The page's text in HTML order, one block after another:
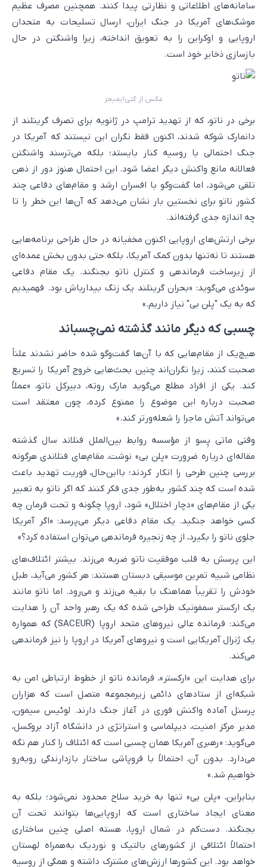
سامانه‌های اطلاعاتی و نظارتی پیدا کنند. همچنین مصرف عظیم
موشک‌های آمریکا در جنگ ایران، ارسال تسلیحات به متحدان
اروپایی و اوکراین را به تعویق انداخته، زیرا واشنگتن در حال
بازسازی ذخایر خود است.
عکس از گتی‌ایمیجز
برخی در ناتو، که از تهدید ترامپ در ژانویه برای تصرف گرینلند از
دانمارک شوکه شدند، اکنون فقط نگران این نیستند که آمریکا در
جنگ احتمالی با روسیه کنار بایستد؛ بلکه می‌ترسند واشنگتن
فعالانه مانع واکنش دیگر اعضا شود. این احتمال هنوز دور از ذهن
تلقی می‌شود، اما گفت‌وگو با افسران ارشد و مقام‌های دفاعی چند
کشور ناتو برای نخستین بار نشان می‌دهد که آن‌ها این خطر را تا
چه اندازه جدی گرفته‌اند.
برخی ارتش‌های اروپایی اکنون مخفیانه در حال طراحی برنامه‌هایی
هستند تا نه‌تنها بدون کمک آمریکا، بلکه حتی بدون بخش عمده‌ای
از زیرساخت فرماندهی و کنترل ناتو بجنگند. یک مقام دفاعی
سوئدی می‌گوید: «بحران گرینلند یک زنگ بیدارباش بود. فهمیدیم
که به یک "پلن بی" نیاز داریم.»
چسبی که دیگر مانند گذشته نمی‌چسباند
هیچ‌یک از مقام‌هایی که با آن‌ها گفت‌وگو شده حاضر نشدند علناً
صحبت کنند، زیرا نگران‌اند چنین بحث‌هایی خروج آمریکا را تسریع
کند. یکی از افراد مطلع می‌گوید مارک روته، دبیرکل ناتو، «عملاً
صحبت درباره این موضوع را ممنوع کرده، چون معتقد است
می‌تواند آتش ماجرا را شعله‌ورتر کند.»
وقتی ماتی پِسو از مؤسسه روابط بین‌الملل فنلاند سال گذشته
مقاله‌ای درباره ضرورت «پلن بی» نوشت، مقام‌های فنلاندی هرگونه
بررسی چنین طرحی را انکار کردند؛ بااین‌حال، فوریت تهدید باعث
شده است که چند کشور به‌طور جدی فکر کنند که اگر ناتو به تعبیر
یکی از مقام‌های «دچار اختلال» شود، اروپا چگونه و تحت فرمان چه
کسی خواهد جنگید. یک مقام دفاعی دیگر می‌پرسد: «اگر آمریکا
جلوی ناتو را بگیرد، از چه زنجیره فرماندهی می‌توان استفاده کرد؟»
این پرسش به قلب موفقیت ناتو ضربه می‌زند. بیشتر ائتلاف‌های
نظامی شبیه تمرین موسیقی دبستان هستند: هر کشور می‌آید، طبل
خودش را تقریباً هماهنگ با بقیه می‌زند و می‌رود. اما ناتو مانند
یک ارکستر سمفونیک طراحی شده که یک رهبر واحد آن را هدایت
می‌کند: فرمانده عالی نیروهای متحد اروپا (SACEUR) که همواره
یک ژنرال آمریکایی است و نیروهای آمریکا در اروپا را نیز فرماندهی
می‌کند.
برای هدایت این «ارکستر»، فرمانده ناتو از خطوط ارتباطی امن به
شبکه‌ای از ستادهای دائمی زیرمجموعه متصل است که هزاران
پرسنل آماده واکنش فوری در آغاز جنگ دارند. لوئیس سیمون،
مدیر مرکز امنیت، دیپلماسی و استراتژی در دانشگاه آزاد بروکسل،
می‌گوید: «رهبری آمریکا همان چسبی است که ائتلاف را کنار هم نگه
می‌دارد. بدون آن، احتمالاً با فروپاشی ساختار بازدارندگی روبه‌رو
خواهیم شد.»
بنابراین، «پلن بی» تنها به خرید سلاح محدود نمی‌شود؛ بلکه به
معنای ایجاد ساختاری است که اروپایی‌ها بتوانند تحت آن
بجنگند. دست‌کم در شمال اروپا، هسته اصلی چنین ساختاری
احتمالاً ائتلافی از کشورهای بالتیک و نوردیک به‌همراه لهستان
خواهد بود. این کشورها ارزش‌های مشترک داشته و همگی از روسیه